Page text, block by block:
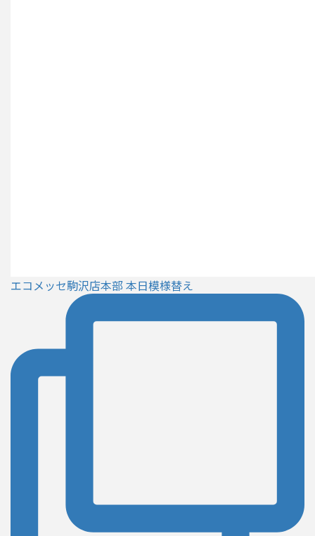
エコメッセ駒沢店本部 本日模様替え